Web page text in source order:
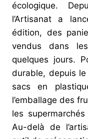
écologique.
l’Artisanat a
édition, des
vendus dans
quelques jours.
durable, depuis
sacs en
l’emballage des
les
Au-delà de